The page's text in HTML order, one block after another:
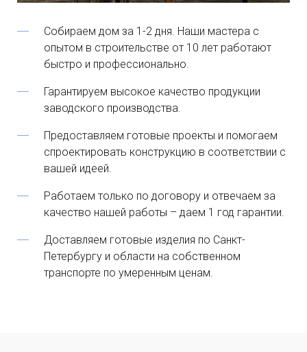
Собираем дом за 1-2 дня. Наши мастера с
опытом в строительстве от 10 лет работают
быстро и профессионально.
Гарантируем высокое качество продукции
заводского производства.
Предоставляем готовые проекты и помогаем
спроектировать конструкцию в соответствии с
вашей идеей.
Работаем только по договору и отвечаем за
качество нашей работы – даем 1 год гарантии.
Доставляем готовые изделия по Санкт-
Петербургу и области на собственном
транспорте по умеренным ценам.